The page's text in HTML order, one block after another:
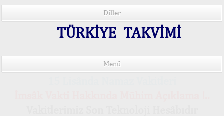
Diller
TÜRKİYE TAKVİMİ
Menü